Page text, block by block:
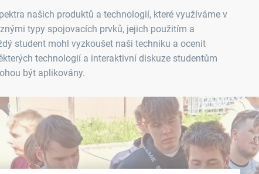
našich produktů a technologií, které využíváme v
typy spojovacích prvků, jejich použitím a
student mohl vyzkoušet naši techniku a ocenit
technologií a interaktivní diskuze studentům
být aplikovány.